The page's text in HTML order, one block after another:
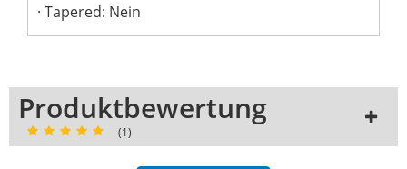
Tapered: Nein
Produktbewertung
(1)